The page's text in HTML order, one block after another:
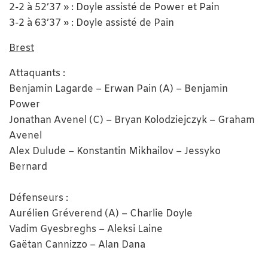
2-2 à 52’37 » : Doyle assisté de Power et Pain
3-2 à 63’37 » : Doyle assisté de Pain
Brest
Attaquants :
Benjamin Lagarde – Erwan Pain (A) – Benjamin
Power
Jonathan Avenel (C) – Bryan Kolodziejczyk – Graham
Avenel
Alex Dulude – Konstantin Mikhailov – Jessyko
Bernard
Défenseurs :
Aurélien Gréverend (A) – Charlie Doyle
Vadim Gyesbreghs – Aleksi Laine
Gaëtan Cannizzo – Alan Dana